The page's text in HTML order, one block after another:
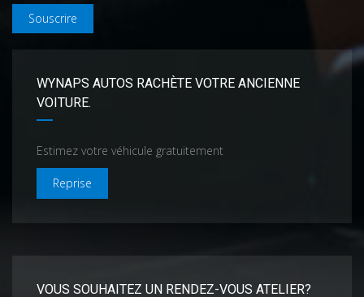
Souscrire
WYNAPS AUTOS RACHÈTE VOTRE ANCIENNE
VOITURE.
Estimez votre véhicule gratuitement
Reprise
VOUS SOUHAITEZ UN RENDEZ-VOUS ATELIER?